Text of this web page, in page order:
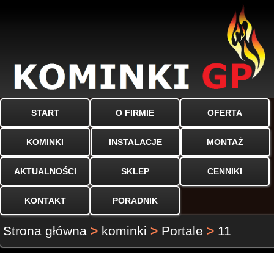
START O FIRMIE OFERTA
KOMINKI INSTALACJE MONTAŻ
AKTUALNOŚCI SKLEP CENNIKI
KONTAKT PORADNIK
Strona główna > kominki > Portale > 11